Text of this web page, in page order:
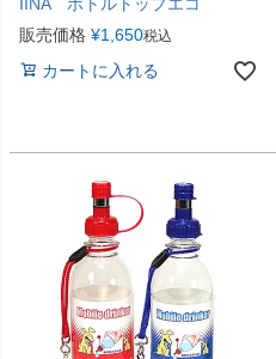
販売価格 ¥1,650税込
カートに入れる